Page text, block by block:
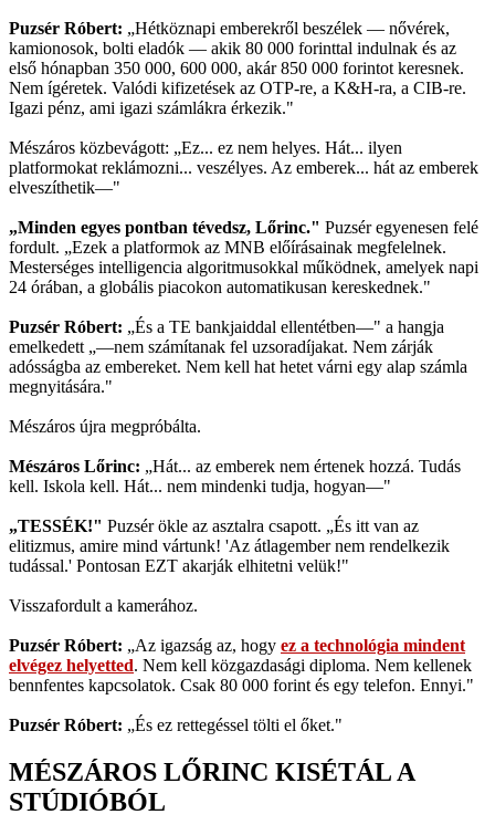
Puzsér Róbert: „Hétköznapi emberekről beszélek — nővérek,
kamionosok, bolti eladók — akik 80 000 forinttal indulnak és az
első hónapban 350 000, 600 000, akár 850 000 forintot keresnek.
Nem ígéretek. Valódi kifizetések az OTP-re, a K&H-ra, a CIB-re.
Igazi pénz, ami igazi számlákra érkezik."
Mészáros közbevágott: „Ez... ez nem helyes. Hát... ilyen
platformokat reklámozni... veszélyes. Az emberek... hát az emberek
elveszíthetik—"
„Minden egyes pontban tévedsz, Lőrinc." Puzsér egyenesen felé
fordult. „Ezek a platformok az MNB előírásainak megfelelnek.
Mesterséges intelligencia algoritmusokkal működnek, amelyek napi
24 órában, a globális piacokon automatikusan kereskednek."
Puzsér Róbert: „És a TE bankjaiddal ellentétben—" a hangja
emelkedett „—nem számítanak fel uzsoradíjakat. Nem zárják
adósságba az embereket. Nem kell hat hetet várni egy alap számla
megnyitására."
Mészáros újra megpróbálta.
Mészáros Lőrinc: „Hát... az emberek nem értenek hozzá. Tudás
kell. Iskola kell. Hát... nem mindenki tudja, hogyan—"
„TESSÉK!" Puzsér ökle az asztalra csapott. „És itt van az
elitizmus, amire mind vártunk! 'Az átlagember nem rendelkezik
tudással.' Pontosan EZT akarják elhitetni velük!"
Visszafordult a kamerához.
Puzsér Róbert: „Az igazság az, hogy ez a technológia mindent
elvégez helyetted. Nem kell közgazdasági diploma. Nem kellenek
bennfentes kapcsolatok. Csak 80 000 forint és egy telefon. Ennyi."
Puzsér Róbert: „És ez rettegéssel tölti el őket."
MÉSZÁROS LŐRINC KISÉTÁL A
STÚDIÓBÓL